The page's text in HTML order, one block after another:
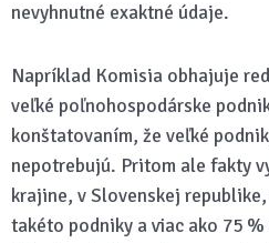
nevyhnutné exaktné údaje.
Napríklad Komisia obhajuje
veľké poľnohospodárske
konštatovaním, že veľké
nepotrebujú. Pritom ale fakty
krajine, v Slovenskej
takéto podniky a viac ako 75